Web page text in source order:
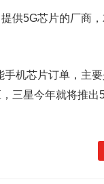
供5G芯片的厂商，
机芯片订单，主要
三星今年就将推出